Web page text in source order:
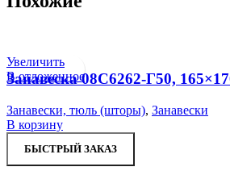
Увеличить
В отложенное
Занавеска 08С6262-Г50,
Занавески, тюль (шторы), Занавески
В корзину
БЫСТРЫЙ ЗАКАЗ